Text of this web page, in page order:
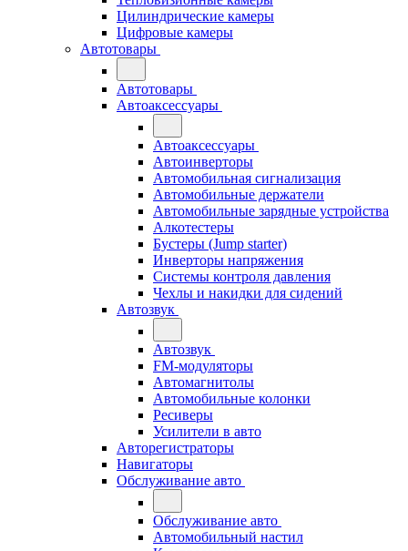
Цилиндрические камеры
Цифровые камеры
Автотовары
Автотовары
Автоаксессуары
Автоаксессуары
Автоинверторы
Автомобильная сигнализация
Автомобильные держатели
Автомобильные зарядные устройства
Алкотестеры
Бустеры (Jump starter)
Инверторы напряжения
Системы контроля давления
Чехлы и накидки для сидений
Автозвук
Автозвук
FM-модуляторы
Автомагнитолы
Автомобильные колонки
Ресиверы
Усилители в авто
Авторегистраторы
Навигаторы
Обслуживание авто
Обслуживание авто
Автомобильный настил